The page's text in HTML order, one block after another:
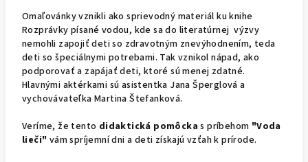
Omaľovánky vznikli ako sprievodný materiál ku knihe
Rozprávky písané vodou, kde sa do literatúrnej výzvy
nemohli zapojiť deti so zdravotným znevýhodnením, teda
deti so špeciálnymi potrebami. Tak vznikol nápad, ako
podporovať a zapájať deti, ktoré sú menej zdatné.
Hlavnými aktérkami sú asistentka Jana Šperglová a
vychovávateľka Martina Štefanková.
Veríme, že tento didaktická pomôcka s príbehom "Voda
lieči" vám spríjemní dni a deti získajú vzťah k prírode.